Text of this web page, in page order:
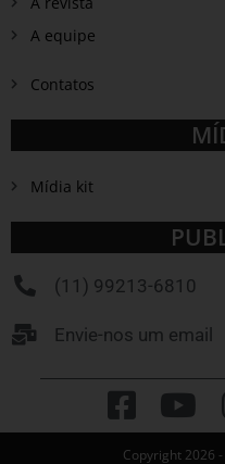
A equipe
Contatos
Mídia kit
(11) 99213-6810
Envie-nos um email
Copyright 2026